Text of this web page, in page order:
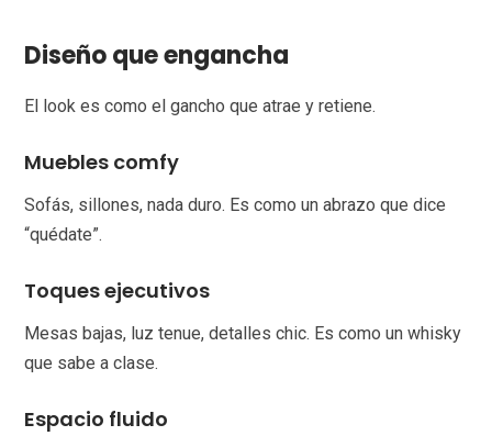
Diseño que engancha
El look es como el gancho que atrae y retiene.
Muebles comfy
Sofás, sillones, nada duro. Es como un abrazo que dice
“quédate”.
Toques ejecutivos
Mesas bajas, luz tenue, detalles chic. Es como un whisky
que sabe a clase.
Espacio fluido